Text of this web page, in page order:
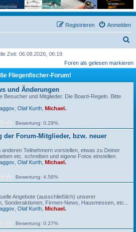
Anmelden
Registrieren
c
Zeit: 06.08.2026, 06:19
Foren als gelesen markieren
Fliegenfischer-Forum!
und Änderungen
Besucher und Mitglieder. Die Board-Regeln. Bitte
Olaf Kurth
Michael.
Bewertung: 0.29%
der Forum-Mitglieder, bzw. neuer
anderen Teilnehmern vorstellen, etwas zu Deiner
etc. schreiben und eigene Fotos einstellen.
Olaf Kurth
Michael.
Bewertung: 4.58%
Angebote (ausschließlich) unserer
Sonderaktionen, Firmen-News, Hausmessen, etc...
Olaf Kurth
Michael.
Bewertung: 0.27%